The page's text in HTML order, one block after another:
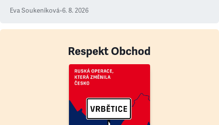
Eva Soukeníková•6. 8. 2026
Respekt Obchod